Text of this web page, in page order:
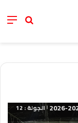
خانة
| الجولة : 12